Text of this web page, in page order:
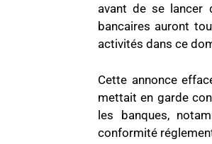
avant de se lancer
bancaires auront
activités dans ce
Cette annonce
mettait en garde
les banques,
conformité